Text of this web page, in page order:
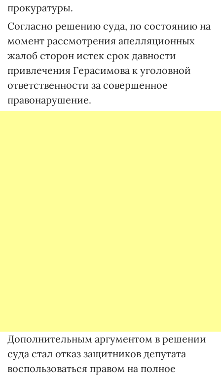
прокуратуры.
Согласно решению суда, по состоянию на
момент рассмотрения апелляционных
жалоб сторон истек срок давности
привлечения Герасимова к уголовной
ответственности за совершенное
правонарушение.
Дополнительным аргументом в решении
суда стал отказ защитников депутата
воспользоваться правом на полное